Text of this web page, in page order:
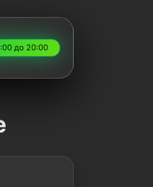
до 20:00